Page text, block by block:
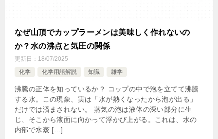
なぜ山頂でカップラーメンは美味しく作れないの
か？水の沸点と気圧の関係
更新日： 18/07/2025
化学
化学用語解説 知識 雑学
沸騰の正体を知っているか？ コップの中で泡を立てて沸騰
する水。この現象、実は「水が熱くなったから泡が出る」
だけでは済まされない。 蒸気の泡は液体の深い部分に生
じ、そこから液面に向かって浮かび上がる。これは、水の
内部で水蒸 […]